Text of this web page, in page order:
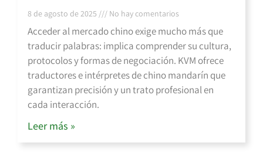
8 de agosto de 2025 No hay comentarios
Acceder al mercado chino exige mucho más que
traducir palabras: implica comprender su cultura,
protocolos y formas de negociación. KVM ofrece
traductores e intérpretes de chino mandarín que
garantizan precisión y un trato profesional en
cada interacción.
Leer más »